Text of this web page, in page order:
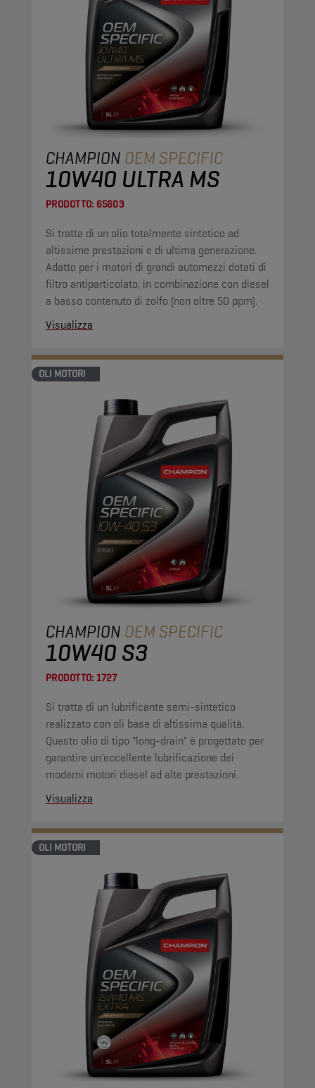
CHAMPION OEM SPECIFIC
10W40 ULTRA MS
PRODOTTO: 65603
Si tratta di un olio totalmente sintetico ad
altissime prestazioni e di ultima generazione.
Adatto per i motori di grandi automezzi dotati di
filtro antiparticolato, in combinazione con diesel
a basso contenuto di zolfo (non oltre 50 ppm).
Visualizza
OLI MOTORI
CHAMPION OEM SPECIFIC
10W40 S3
PRODOTTO: 1727
Si tratta di un lubrificante semi-sintetico
realizzato con oli base di altissima qualità.
Questo olio di tipo "long-drain" è progettato per
garantire un'eccellente lubrificazione dei
moderni motori diesel ad alte prestazioni.
Visualizza
OLI MOTORI